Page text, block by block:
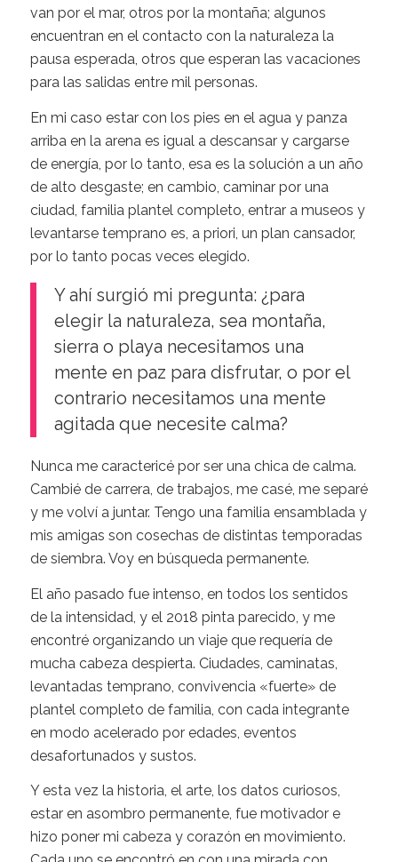
van por el mar, otros por la montaña; algunos
encuentran en el contacto con la naturaleza la
pausa esperada, otros que esperan las vacaciones
para las salidas entre mil personas.
En mi caso estar con los pies en el agua y panza
arriba en la arena es igual a descansar y cargarse
de energía, por lo tanto, esa es la solución a un año
de alto desgaste; en cambio, caminar por una
ciudad, familia plantel completo, entrar a museos y
levantarse temprano es, a priori, un plan cansador,
por lo tanto pocas veces elegido.
Y ahí surgió mi pregunta: ¿para
elegir la naturaleza, sea montaña,
sierra o playa necesitamos una
mente en paz para disfrutar, o por el
contrario necesitamos una mente
agitada que necesite calma?
Nunca me caractericé por ser una chica de calma.
Cambié de carrera, de trabajos, me casé, me separé
y me volví a juntar. Tengo una familia ensamblada y
mis amigas son cosechas de distintas temporadas
de siembra. Voy en búsqueda permanente.
El año pasado fue intenso, en todos los sentidos
de la intensidad, y el 2018 pinta parecido, y me
encontré organizando un viaje que requería de
mucha cabeza despierta. Ciudades, caminatas,
levantadas temprano, convivencia «fuerte» de
plantel completo de familia, con cada integrante
en modo acelerado por edades, eventos
desafortunados y sustos.
Y esta vez la historia, el arte, los datos curiosos,
estar en asombro permanente, fue motivador e
hizo poner mi cabeza y corazón en movimiento.